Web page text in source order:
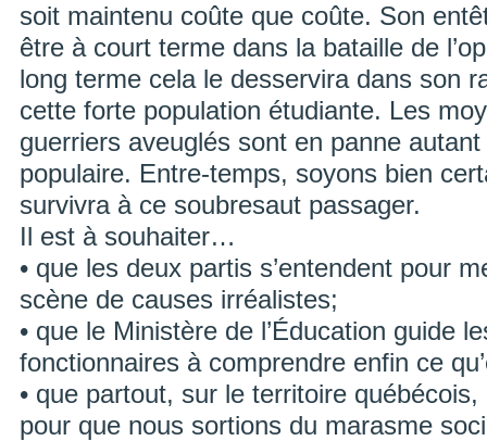
soit maintenu coûte que coûte. Son
être à court terme dans la bataille de
long terme cela le desservira dans son
cette forte population étudiante. Les
guerriers aveuglés sont en panne autant
populaire. Entre-temps, soyons bien
survivra à ce soubresaut passager.
Il est à souhaiter…
• que les deux partis s’entendent pour
scène de causes irréalistes;
• que le Ministère de l’Éducation guide
fonctionnaires à comprendre enfin ce
• que partout, sur le territoire québécois,
pour que nous sortions du marasme